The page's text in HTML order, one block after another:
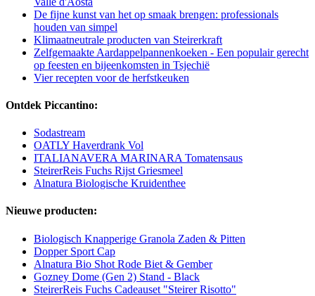
De fijne kunst van het op smaak brengen: professionals
houden van simpel
Klimaatneutrale producten van Steirerkraft
Zelfgemaakte Aardappelpannenkoeken - Een populair gerecht
op feesten en bijeenkomsten in Tsjechië
Vier recepten voor de herfstkeuken
Ontdek Piccantino:
Sodastream
OATLY Haverdrank Vol
ITALIANAVERA MARINARA Tomatensaus
SteirerReis Fuchs Rijst Griesmeel
Alnatura Biologische Kruidenthee
Nieuwe producten:
Biologisch Knapperige Granola Zaden & Pitten
Dopper Sport Cap
Alnatura Bio Shot Rode Biet & Gember
Gozney Dome (Gen 2) Stand - Black
SteirerReis Fuchs Cadeauset "Steirer Risotto"